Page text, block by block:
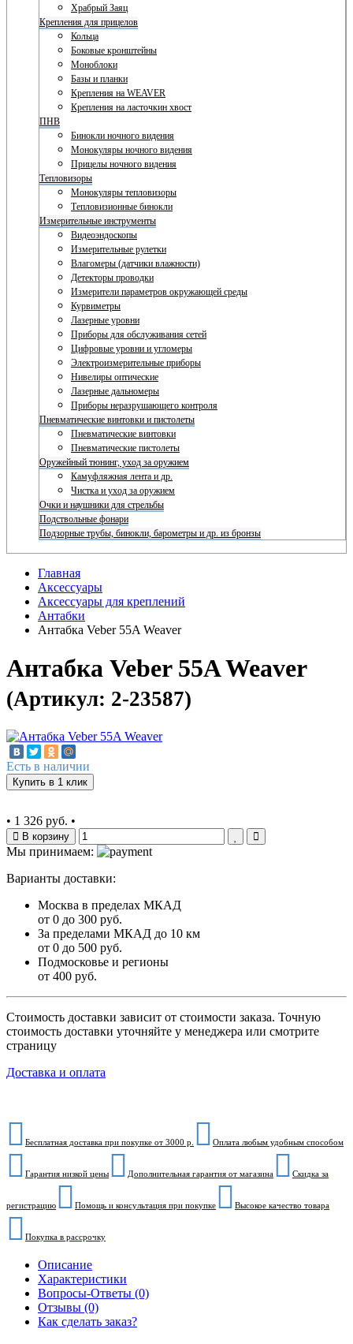
Храбрый Заяц
Крепления для прицелов
Кольца
Боковые кронштейны
Моноблоки
Базы и планки
Крепления на WEAVER
Крепления на ласточкин хвост
ПНВ
Бинокли ночного видения
Монокуляры ночного видения
Прицелы ночного видения
Тепловизоры
Монокуляры тепловизоры
Тепловизионные бинокли
Измерительные инструменты
Видеоэндоскопы
Измерительные рулетки
Влагомеры (датчики влажности)
Детекторы проводки
Измерители параметров окружающей среды
Курвиметры
Лазерные уровни
Приборы для обслуживания сетей
Цифровые уровни и угломеры
Электроизмерительные приборы
Нивелиры оптические
Лазерные дальномеры
Приборы неразрушающего контроля
Пневматические винтовки и пистолеты
Пневматические винтовки
Пневматические пистолеты
Оружейный тюнинг, уход за оружием
Камуфляжная лента и др.
Чистка и уход за оружием
Очки и наушники для стрельбы
Подствольные фонари
Подзорные трубы, бинокли, барометры и др. из бронзы
Главная
Аксессуары
Аксессуары для креплений
Антабки
Антабка Veber 55A Weaver
Антабка Veber 55A Weaver
(Артикул: 2-23587)
Есть в наличии
Купить в 1 клик
• 1 326 руб. •
В корзину
Мы принимаем:
Варианты доставки:
Москва в пределах МКАД
от 0 до 300 руб.
За пределами МКАД до 10 км
от 0 до 500 руб.
Подмосковье и регионы
от 400 руб.
Стоимость доставки зависит от стоимости заказа. Точную
стоимость доставки уточняйте у менеджера или смотрите
страницу
Доставка и оплата
Бесплатная доставка при покупке от 3000 р. Оплата любым удобным способом
Гарантия низкой цены Дополнительная гарантия от магазина Скидка за
регистрацию Помощь и консультация при покупке Высокое качество товара
Покупка в рассрочку
Описание
Характеристики
Вопросы-Ответы (0)
Отзывы (0)
Как сделать заказ?